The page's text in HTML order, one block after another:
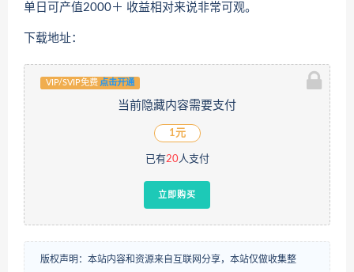
单日可产值2000＋ 收益相对来说非常可观。
下载地址：
VIP/SVIP免费 点击开通
当前隐藏内容需要支付
1元
已有20人支付
立即购买
版权声明：本站内容和资源来自互联网分享，本站仅做收集整